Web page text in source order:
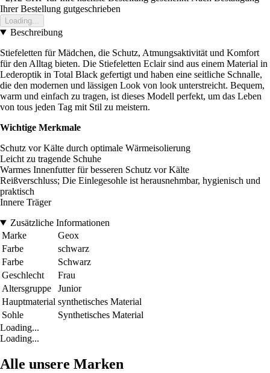
Ihrer Bestellung gutgeschrieben
Loading...
Beschreibung
Stiefeletten für Mädchen, die Schutz, Atmungsaktivität und Komfort
für den Alltag bieten. Die Stiefeletten Eclair sind aus einem Material in
Lederoptik in Total Black gefertigt und haben eine seitliche Schnalle,
die den modernen und lässigen Look von look unterstreicht. Bequem,
warm und einfach zu tragen, ist dieses Modell perfekt, um das Leben
von tous jeden Tag mit Stil zu meistern.
Wichtige Merkmale
Schutz vor Kälte durch optimale Wärmeisolierung
Leicht zu tragende Schuhe
Warmes Innenfutter für besseren Schutz vor Kälte
Reißverschluss; Die Einlegesohle ist herausnehmbar, hygienisch und
praktisch
Innere Träger
Zusätzliche Informationen
Marke
Geox
Farbe
schwarz
Farbe
Schwarz
Geschlecht
Frau
Altersgruppe
Junior
Hauptmaterial synthetisches Material
Sohle
Synthetisches Material
Loading...
Loading...
Alle unsere Marken